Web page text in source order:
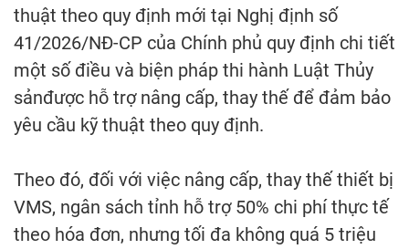
thuật theo quy định mới tại Nghị định số
41/2026/NĐ-CP của Chính phủ quy định chi tiết
một số điều và biện pháp thi hành Luật Thủy
sảnđược hỗ trợ nâng cấp, thay thế để đảm bảo
yêu cầu kỹ thuật theo quy định.
Theo đó, đối với việc nâng cấp, thay thế thiết bị
VMS, ngân sách tỉnh hỗ trợ 50% chi phí thực tế
theo hóa đơn, nhưng tối đa không quá 5 triệu